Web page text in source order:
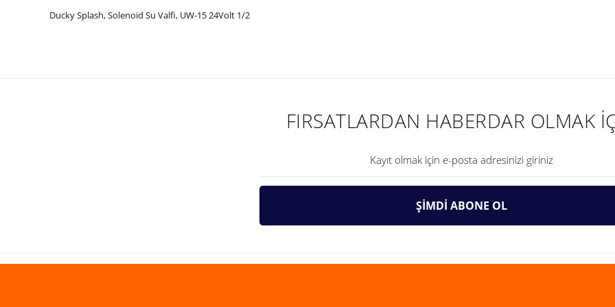
Ducky Splash, Solenoid Su Valfi, UW-15 24Volt 1/2
Gönder
FIRSATLARDAN HABERDAR OLMAK
ŞİMDİ ABONE OL